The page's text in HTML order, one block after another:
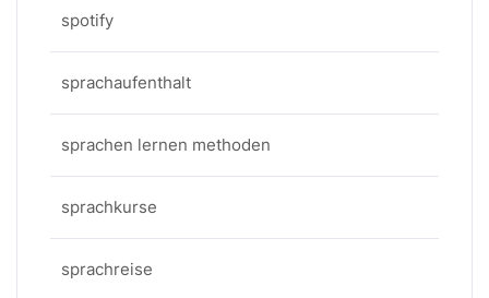
spotify
sprachaufenthalt
sprachen lernen methoden
sprachkurse
sprachreise